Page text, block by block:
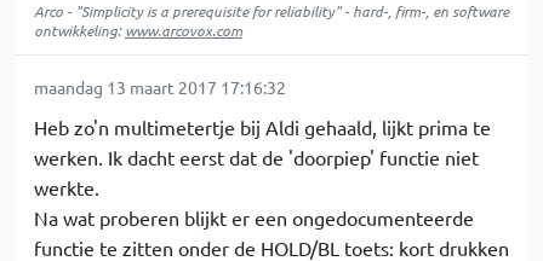
Arco - "Simplicity is a prerequisite for reliability" - hard-, firm-, en software
ontwikkeling:www.arcovox.com
maandag 13 maart 2017 17:16:32
Heb zo'n multimetertje bij Aldi gehaald, lijkt prima te
werken. Ik dacht eerst dat de 'doorpiep' functie niet
werkte.
Na wat proberen blijkt er een ongedocumenteerde
functie te zitten onder de HOLD/BL toets: kort drukken